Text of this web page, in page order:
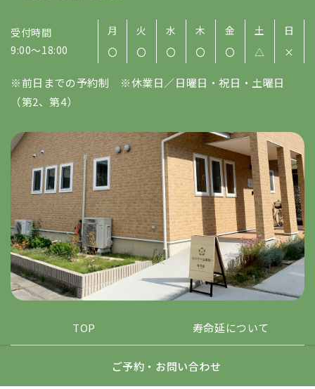
受付時間
9:00～18:00
月 火 水 木 金 土
日
〇
〇 〇 〇 〇 △ ×
※前日までの予約制 ※休業日／日曜日・祝日・土曜日
（第2、第4）
TOP 寿命延について
治療について はじめての方へ
ご予約・お問い合わせ